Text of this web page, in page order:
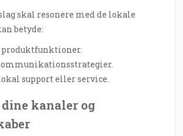
skal resonere med de lokale
betyde:
produktfunktioner.
support eller service.
dine kanaler og